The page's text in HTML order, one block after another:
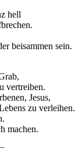
hell
beisammen sein.
vertreiben.
Jesus,
zu verleihen.
machen.